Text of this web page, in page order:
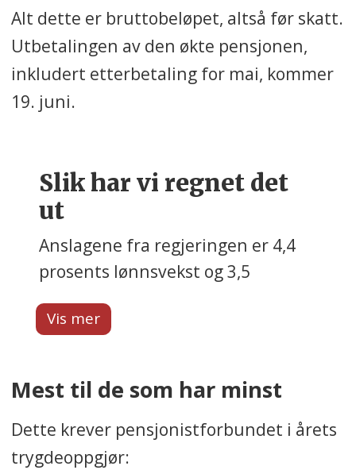
Alt dette er bruttobeløpet, altså før skatt.
Utbetalingen av den økte pensjonen,
inkludert etterbetaling for mai, kommer
19. juni.
Slik har vi regnet det
ut
Anslagene fra regjeringen er 4,4
prosents lønnsvekst og 3,5
prosents prisvekst i 2025. Da blir
snittet av lønns- og prisveksten
Prognosen tar også hensyn til
avvik fra 2025 som det skal
korrigeres for i årets oppgjør.
Mest til de som har minst
Dette krever pensjonistforbundet i årets
trygdeoppgjør: